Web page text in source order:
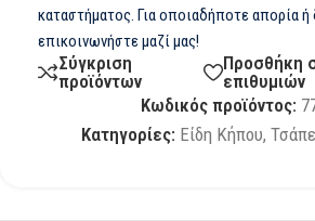
καταστήματος. Για οποιαδήποτε απορία ή
επικοινωνήστε μαζί μας!
Σύγκριση
προϊόντων
Προσθήκη
επιθυμιών
Κωδικός προϊόντος:
Κατηγορίες: Είδη Κήπου,